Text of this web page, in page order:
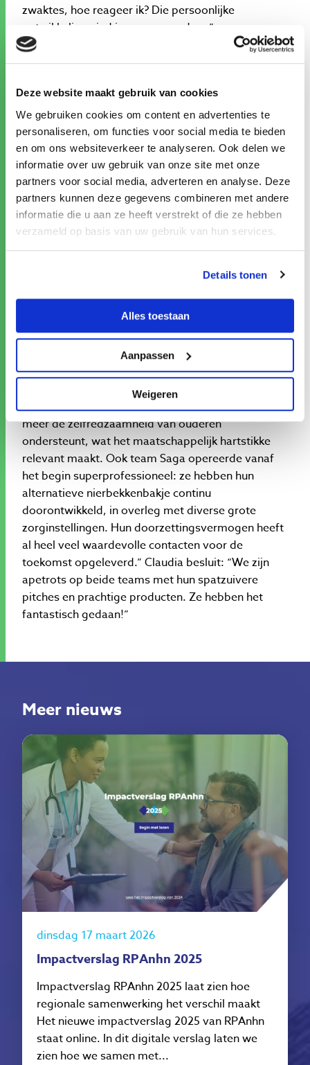
Deze website maakt gebruik van cookies
We gebruiken cookies om content en advertenties te
personaliseren, om functies voor social media te bieden
en om ons websiteverkeer te analyseren. Ook delen we
informatie over uw gebruik van onze site met onze
partners voor social media, adverteren en analyse. Deze
partners kunnen deze gegevens combineren met andere
informatie die u aan ze heeft verstrekt of die ze hebben
verzameld op basis van uw gebruik van hun services.
Details tonen
Alles toestaan
Aanpassen
Weigeren
zwaktes, hoe reageer ik? Die persoonlijke
ontwikkeling vind je nergens anders.”
Circulair innoveren en ondernemen
Met maar liefst zeventien teams en meer dan
honderd deelnemers blijft de minor groeien. “We
focussen steeds meer op circulair innoveren. Dat
spreekt duidelijk aan, ook buiten Inholland, wat het
interdisciplinaire karakter versterkt en ons
programma verrijkt”, aldus Nol Graas, samen met
Annemarie Hoffman en Claudia Breuls coördinator
van de minor. “Het draait allemaal om
ondernemende vaardigheden, die je zowel intern
als extern kunt inzetten, en om het leren toepassen
van innovaties binnen een bedrijf op een circulaire
“Het leuke is dat ze allemaal hun eigen expertise en
kennis meebrengen en van daaruit samen een
onderneming opbouwen”, vindt Annemarie. “Neem
Hulpey; ze vonden de perfecte taakverdeling,
werkten samen met sleutelspeciaalzaken door heel
Nederland, en kwamen met een product dat onder
meer de zelfredzaamheid van ouderen
ondersteunt, wat het maatschappelijk hartstikke
relevant maakt. Ook team Saga opereerde vanaf
het begin superprofessioneel: ze hebben hun
alternatieve nierbekkenbakje continu
doorontwikkeld, in overleg met diverse grote
zorginstellingen. Hun doorzettingsvermogen heeft
al heel veel waardevolle contacten voor de
toekomst opgeleverd.” Claudia besluit: “We zijn
apetrots op beide teams met hun spatzuivere
pitches en prachtige producten. Ze hebben het
fantastisch gedaan!”
Meer nieuws
dinsdag 17 maart 2026
Impactverslag RPAnhn 2025
Impactverslag RPAnhn 2025 laat zien hoe
regionale samenwerking het verschil maakt
Het nieuwe impactverslag 2025 van RPAnhn
staat online. In dit digitale verslag laten we
zien hoe we samen met...